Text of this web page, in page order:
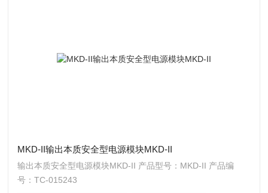
MKD-II输出本质安全型电源模块MKD-II
输出本质安全型电源模块MKD-II 产品型号：MKD-II 产品编
号：TC-015243